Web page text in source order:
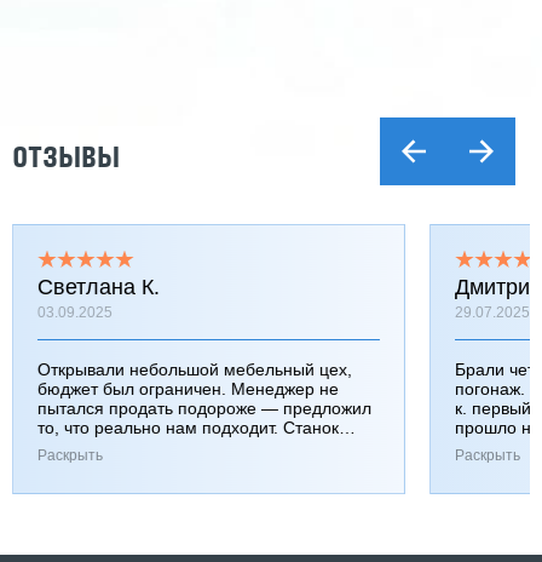
ОТЗЫВЫ
Светлана К.
03.09.2025
Открывали небольшой мебельный цех,
бюджет был ограничен. Менеджер не
пытался продать подороже — предложил
то, что реально нам подходит. Станок
взяли, не пожалели. Ребята приехали,
настроили, объяснили.
Раскрыть
29.07.2025
Брали
погонаж.
к. первый
прошло
показали
пока
Раскрыть